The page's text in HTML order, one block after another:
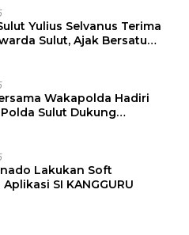
Yulius Selvanus Terima
Sulut, Ajak Bersatu
Wakapolda Hadiri
Sulut Dukung
Lakukan Soft
SI KANGGURU